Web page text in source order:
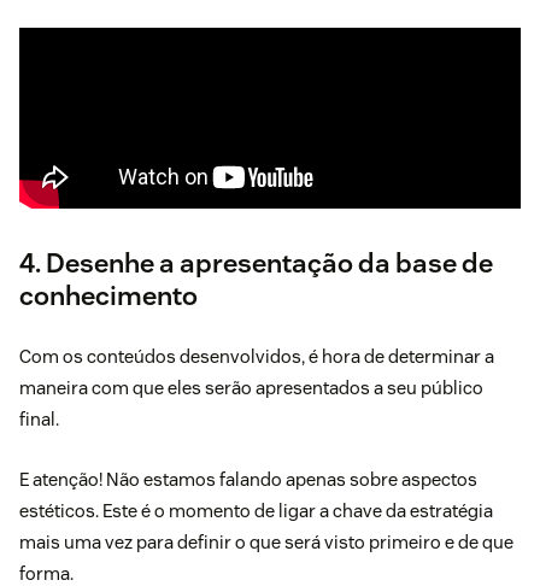
4. Desenhe a apresentação da base de
conhecimento
Com os conteúdos desenvolvidos, é hora de determinar a
maneira com que eles serão apresentados a seu público
final.
E atenção! Não estamos falando apenas sobre aspectos
estéticos. Este é o momento de ligar a chave da estratégia
mais uma vez para definir o que será visto primeiro e de que
forma.